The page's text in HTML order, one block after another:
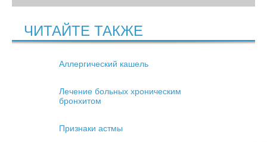
ЧИТАЙТЕ ТАКЖЕ
Аллергический кашель
Лечение больных хроническим
бронхитом
Признаки астмы